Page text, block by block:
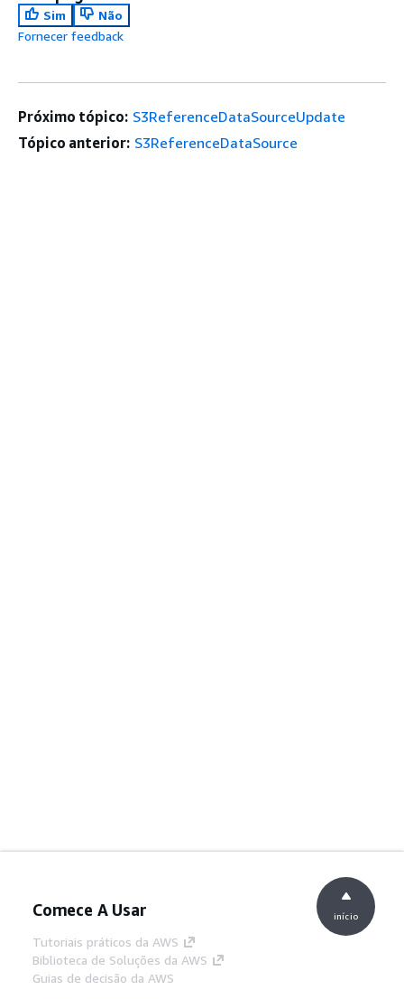
Sim
Não
Fornecer feedback
Próximo tópico: S3ReferenceDataSourceUpdate
Tópico anterior: S3ReferenceDataSource
Comece A Usar
Tutoriais práticos da AWS
Biblioteca de Soluções da AWS
Guias de decisão da AWS
início